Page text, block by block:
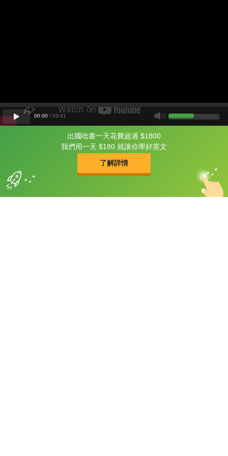
出國唸書一天花費超過 $1800
我們用一天 $180 就讓你學好英文
了解詳情
片尾有
攻其不背
的品牌故事
00:00 / 03:41